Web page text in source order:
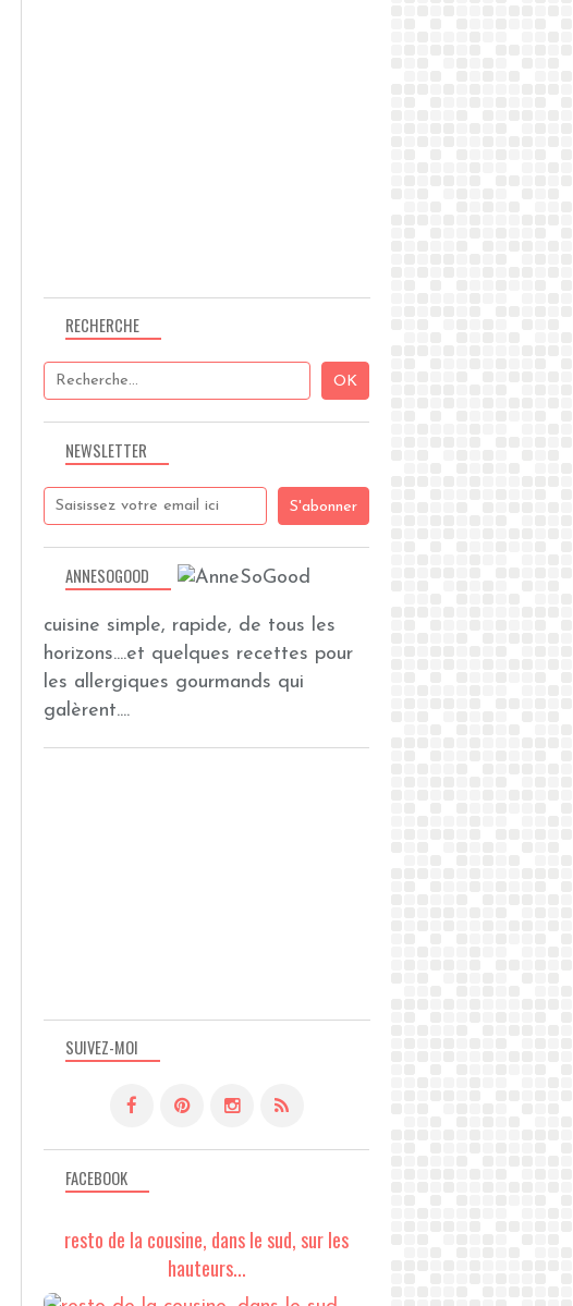
NEWSLETTER
SUIVEZ-MOI
RECHERCHE
ANNESOGOOD
cuisine simple, rapide, de tous les
horizons....et quelques recettes pour
les allergiques gourmands qui
galèrent....
FACEBOOK
resto de la cousine, dans le sud, sur les
hauteurs...